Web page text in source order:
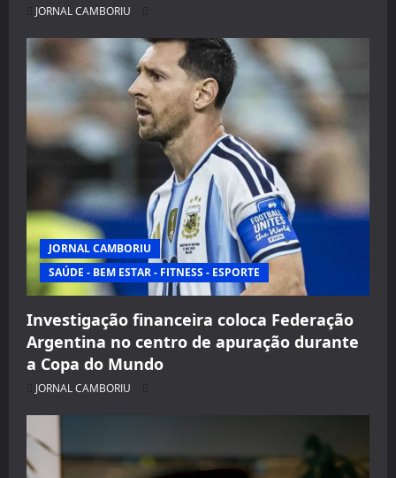
JORNAL CAMBORIU
JORNAL CAMBORIU
SAÚDE - BEM ESTAR - FITNESS - ESPORTE
Investigação financeira coloca Federação
Argentina no centro de apuração durante
a Copa do Mundo
JORNAL CAMBORIU